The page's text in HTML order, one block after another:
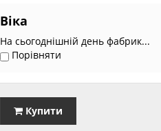
Віка
На сьогоднішній день фабрик...
Порівняти
Купити